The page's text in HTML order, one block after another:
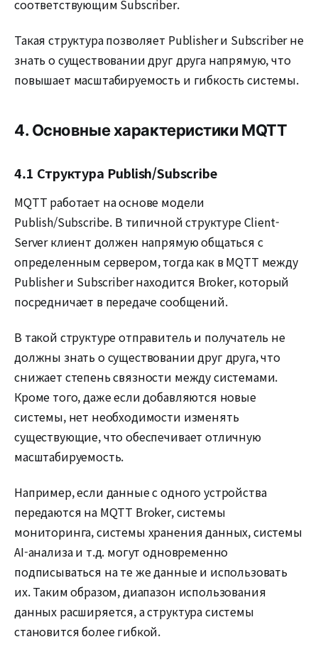
соответствующим Subscriber.
Такая структура позволяет Publisher и Subscriber не
знать о существовании друг друга напрямую, что
повышает масштабируемость и гибкость системы.
4. Основные характеристики MQTT
4.1 Структура Publish/Subscribe
MQTT работает на основе модели
Publish/Subscribe. В типичной структуре Client-
Server клиент должен напрямую общаться с
определенным сервером, тогда как в MQTT между
Publisher и Subscriber находится Broker, который
посредничает в передаче сообщений.
В такой структуре отправитель и получатель не
должны знать о существовании друг друга, что
снижает степень связности между системами.
Кроме того, даже если добавляются новые
системы, нет необходимости изменять
существующие, что обеспечивает отличную
масштабируемость.
Например, если данные с одного устройства
передаются на MQTT Broker, системы
мониторинга, системы хранения данных, системы
AI-анализа и т.д. могут одновременно
подписываться на те же данные и использовать
их. Таким образом, диапазон использования
данных расширяется, а структура системы
становится более гибкой.